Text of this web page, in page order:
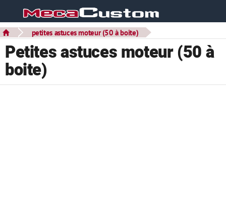
petites astuces moteur (50 à boite)
Petites astuces moteur (50 à
boite)